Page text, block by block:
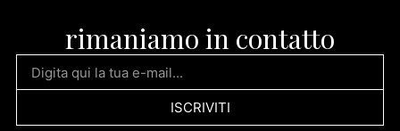
rimaniamo in contatto
ISCRIVITI